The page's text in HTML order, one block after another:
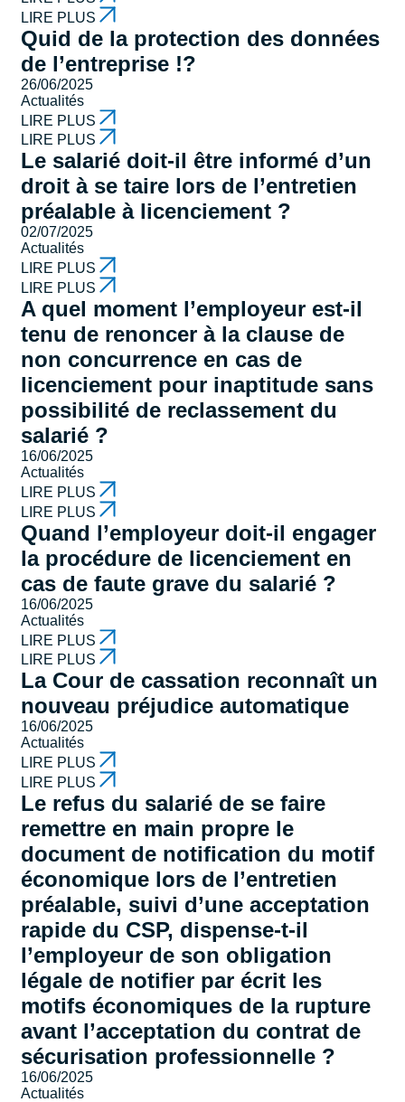
LIRE PLUS
Quid de la protection des données
de l’entreprise !?
26/06/2025
Actualités
LIRE PLUS
LIRE PLUS
Le salarié doit-il être informé d’un
droit à se taire lors de l’entretien
préalable à licenciement ?
02/07/2025
Actualités
LIRE PLUS
LIRE PLUS
A quel moment l’employeur est-il
tenu de renoncer à la clause de
non concurrence en cas de
licenciement pour inaptitude sans
possibilité de reclassement du
salarié ?
16/06/2025
Actualités
LIRE PLUS
LIRE PLUS
Quand l’employeur doit-il engager
la procédure de licenciement en
cas de faute grave du salarié ?
16/06/2025
Actualités
LIRE PLUS
LIRE PLUS
La Cour de cassation reconnaît un
nouveau préjudice automatique
16/06/2025
Actualités
LIRE PLUS
LIRE PLUS
Le refus du salarié de se faire
remettre en main propre le
document de notification du motif
économique lors de l’entretien
préalable, suivi d’une acceptation
rapide du CSP, dispense-t-il
l’employeur de son obligation
légale de notifier par écrit les
motifs économiques de la rupture
avant l’acceptation du contrat de
sécurisation professionnelle ?
16/06/2025
Actualités